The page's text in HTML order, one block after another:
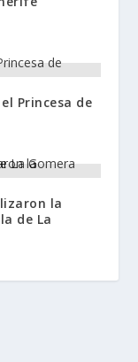
Princesa de
la
de La